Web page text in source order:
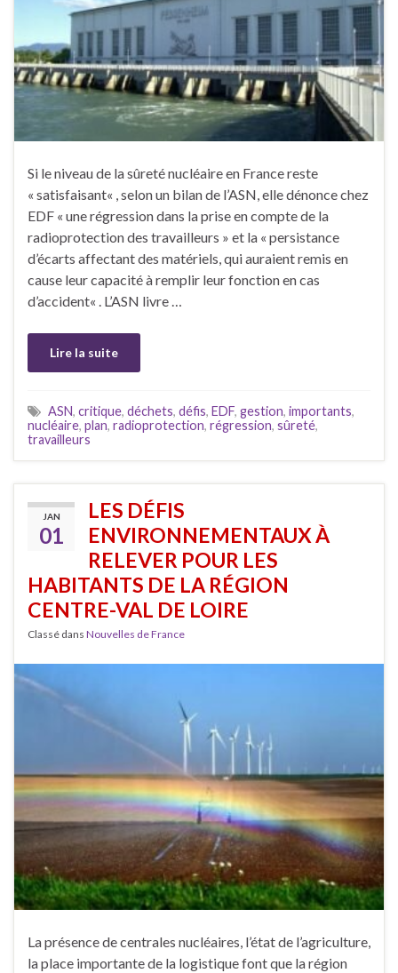
Si le niveau de la sûreté nucléaire en France reste
« satisfaisant« , selon un bilan de l’ASN, elle dénonce chez
EDF « une régression dans la prise en compte de la
radioprotection des travailleurs » et la « persistance
d’écarts affectant des matériels, qui auraient remis en
cause leur capacité à remplir leur fonction en cas
d’accident« . L’ASN livre …
Lire la suite
ASN, critique, déchets, défis, EDF, gestion, importants,
nucléaire, plan, radioprotection, régression, sûreté,
travailleurs
JAN
01
LES DÉFIS
ENVIRONNEMENTAUX À
RELEVER POUR LES
HABITANTS DE LA RÉGION
CENTRE-VAL DE LOIRE
Classé dans Nouvelles de France
La présence de centrales nucléaires, l’état de l’agriculture,
la place importante de la logistique font que la région